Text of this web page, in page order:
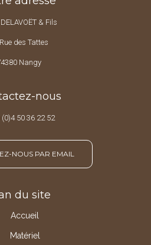
& Fils
des Tattes
Nangy
nous
(0)4 50 36 22 52
NOUS PAR EMAIL
du site
Accueil
Matériel